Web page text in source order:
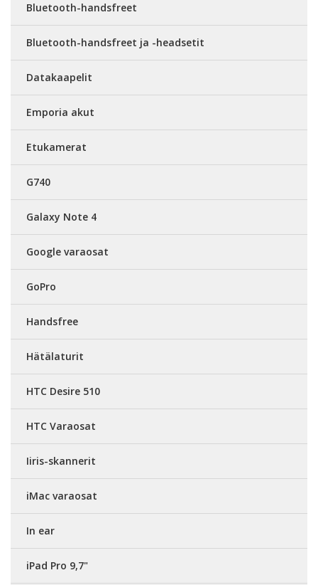
Bluetooth-handsfreet
Bluetooth-handsfreet ja -headsetit
Datakaapelit
Emporia akut
Etukamerat
G740
Galaxy Note 4
Google varaosat
GoPro
Handsfree
Hätälaturit
HTC Desire 510
HTC Varaosat
Iiris-skannerit
iMac varaosat
In ear
iPad Pro 9,7"